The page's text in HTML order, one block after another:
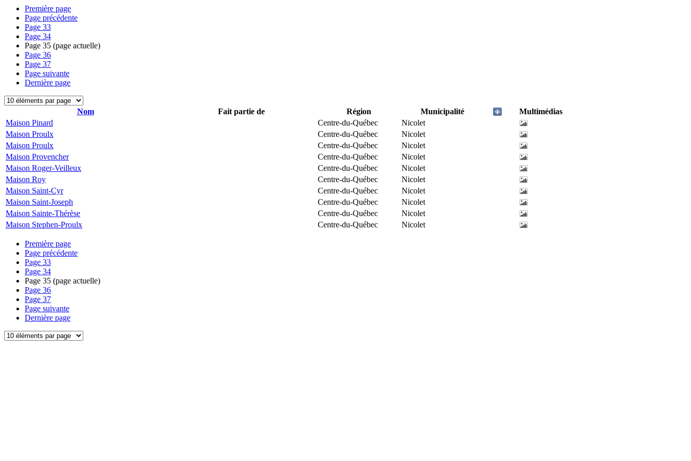
Première page
Page précédente
Page 33
Page 34
Page 35 (page actuelle)
Page 36
Page 37
Page suivante
Dernière page
Nom Fait partie de Région Municipalité
Multimédias
Maison Pinard
Centre-du-Québec
Nicolet
Maison Proulx
Centre-du-Québec
Nicolet
Maison Proulx
Centre-du-Québec
Nicolet
Maison Provencher
Centre-du-Québec
Nicolet
Maison Roger-Veilleux
Centre-du-Québec
Nicolet
Maison Roy
Centre-du-Québec
Nicolet
Maison Saint-Cyr
Centre-du-Québec
Nicolet
Maison Saint-Joseph
Centre-du-Québec
Nicolet
Maison Sainte-Thérèse
Centre-du-Québec
Nicolet
Maison Stephen-Proulx
Centre-du-Québec Nicolet
Première page
Page précédente
Page 33
Page 34
Page 35 (page actuelle)
Page 36
Page 37
Page suivante
Dernière page